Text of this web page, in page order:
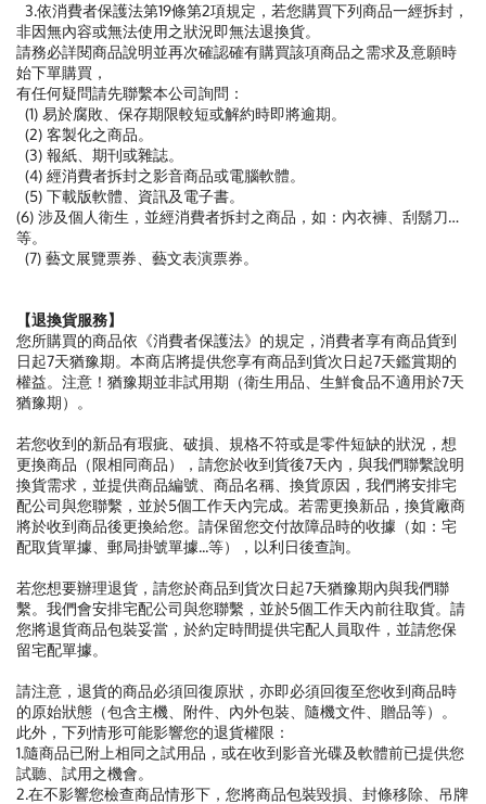
3.依消費者保護法第19條第2項規定，若您購買下列商品一經拆封，
非因無內容或無法使用之狀況即無法退換貨。
請務必詳閱商品說明並再次確認確有購買該項商品之需求及意願時
始下單購買，
有任何疑問請先聯繫本公司詢問：
(1) 易於腐敗、保存期限較短或解約時即將逾期。
(2) 客製化之商品。
(3) 報紙、期刊或雜誌。
(4) 經消費者拆封之影音商品或電腦軟體。
(5) 下載版軟體、資訊及電子書。
(6) 涉及個人衛生，並經消費者拆封之商品，如：內衣褲、刮鬍刀…
等。
(7) 藝文展覽票券、藝文表演票券。
【退換貨服務】
您所購買的商品依《消費者保護法》的規定，消費者享有商品貨到
日起7天猶豫期。本商店將提供您享有商品到貨次日起7天鑑賞期的
權益。注意！猶豫期並非試用期（衛生用品、生鮮食品不適用於7天
猶豫期）。
若您收到的新品有瑕疵、破損、規格不符或是零件短缺的狀況，想
更換商品（限相同商品），請您於收到貨後7天內，與我們聯繫說明
換貨需求，並提供商品編號、商品名稱、換貨原因，我們將安排宅
配公司與您聯繫，並於5個工作天內完成。若需更換新品，換貨廠商
將於收到商品後更換給您。請保留您交付故障品時的收據（如：宅
配取貨單據、郵局掛號單據...等），以利日後查詢。
若您想要辦理退貨，請您於商品到貨次日起7天猶豫期內與我們聯
繫。我們會安排宅配公司與您聯繫，並於5個工作天內前往取貨。請
您將退貨商品包裝妥當，於約定時間提供宅配人員取件，並請您保
留宅配單據。
請注意，退貨的商品必須回復原狀，亦即必須回復至您收到商品時
的原始狀態（包含主機、附件、內外包裝、隨機文件、贈品等）。
此外，下列情形可能影響您的退貨權限：
1.隨商品已附上相同之試用品，或在收到影音光碟及軟體前已提供您
試聽、試用之機會。
2.在不影響您檢查商品情形下，您將商品包裝毀損、封條移除、吊牌